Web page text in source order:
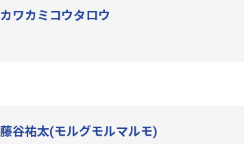
カワカミコウタロウ
藤谷祐太(モルグモルマルモ)